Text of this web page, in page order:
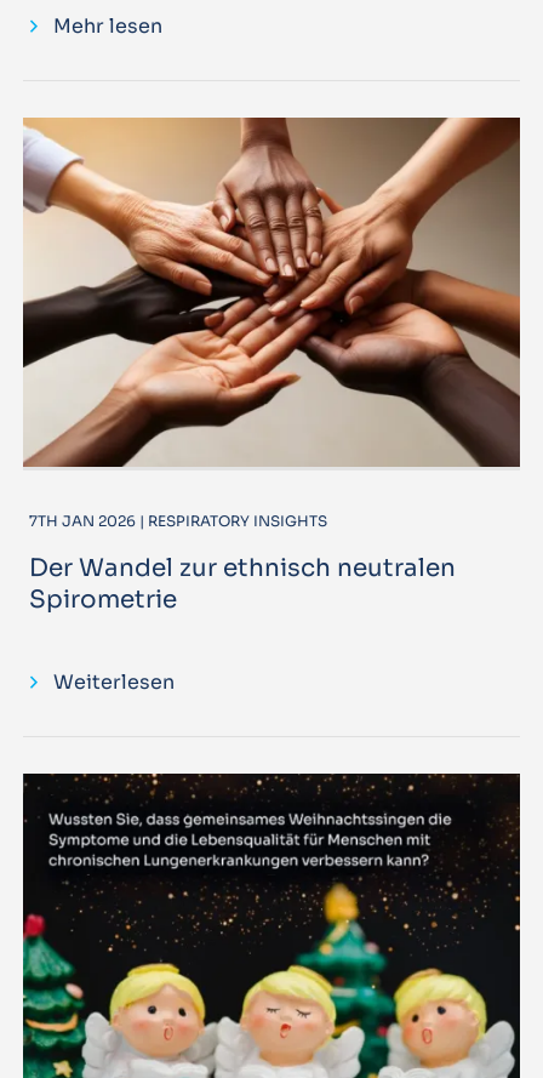
Mehr lesen
7TH JAN 2026 | RESPIRATORY INSIGHTS
Der Wandel zur ethnisch neutralen
Spirometrie
Weiterlesen